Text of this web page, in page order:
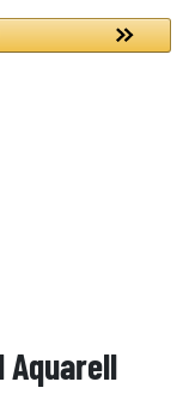
Aquarell